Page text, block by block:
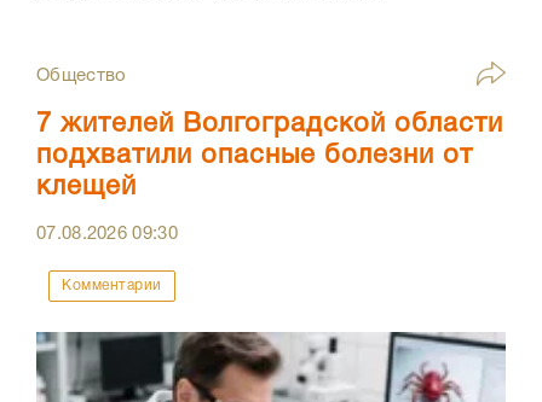
Общество
7 жителей Волгоградской области
подхватили опасные болезни от
клещей
07.08.202609:30
Комментарии